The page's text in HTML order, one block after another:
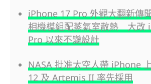
iPhone 17 Pro 外觀大翻新傳
相機模組配蒸氣室散熱 大改
Pro 以來不變設計
NASA 批准太空人帶 iPhone
12 及 Artemis II 率先採用